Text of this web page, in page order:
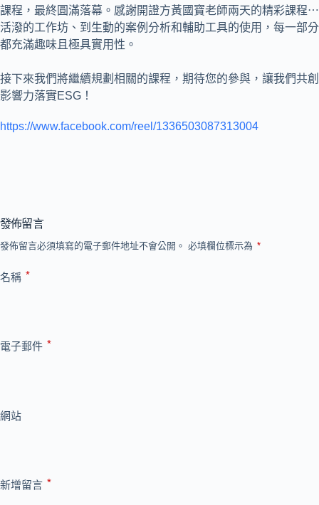
課程，最終圓滿落幕。感謝開證方黃國寶老師兩天的精彩課程⋯
活潑的工作坊、到生動的案例分析和輔助工具的使用，每一部分
都充滿趣味且極具實用性。
接下來我們將繼續規劃相關的課程，期待您的參與，讓我們共創
影響力落實ESG！
https://www.facebook.com/reel/1336503087313004
發佈留言
發佈留言必須填寫的電子郵件地址不會公開。 必填欄位標示為 *
名稱 *
電子郵件 *
網站
新增留言 *